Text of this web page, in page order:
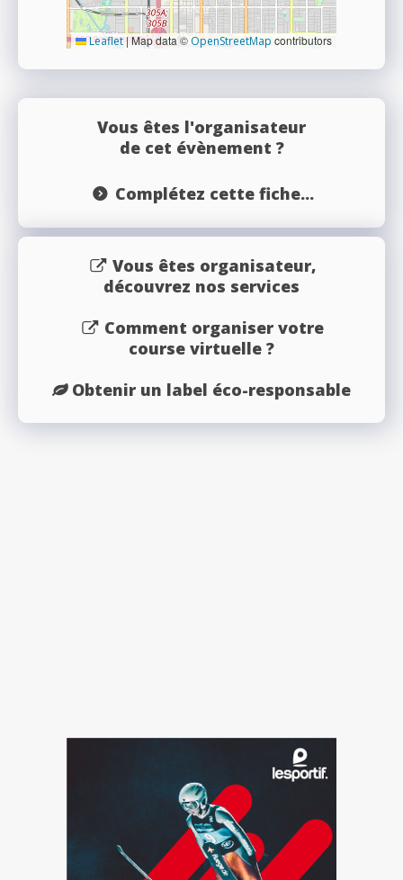
Leaflet|Map data ©OpenStreetMap contributors
Vous êtes l'organisateur
de cet évènement ?
Complétez cette fiche...
Vous êtes organisateur,
découvrez nos services
Comment organiser votre
course virtuelle ?
Obtenir un label éco-responsable